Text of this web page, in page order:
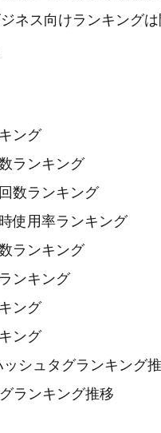
ネス向けランキング
ング
ランキング
数ランキング
使用率ランキング
ランキング
ンキング
ング
ング
シュタグランキング
ランキング推移